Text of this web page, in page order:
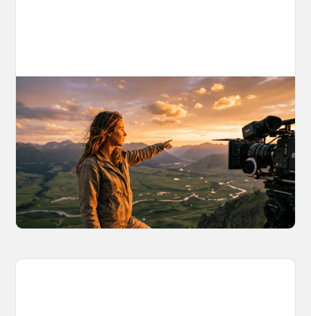
AI World Building for Content Creators:
A More Consistent Approach to AI
Content
Learn why building persistent AI worlds beats
one-off video generation for content creators,
and how to create such 3D environments with
OpenArt Worlds.
March 26, 2026